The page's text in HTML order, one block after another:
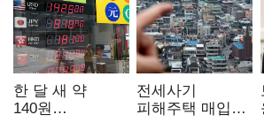
한 달 새 약
140원
전세사기
피해주택 매입